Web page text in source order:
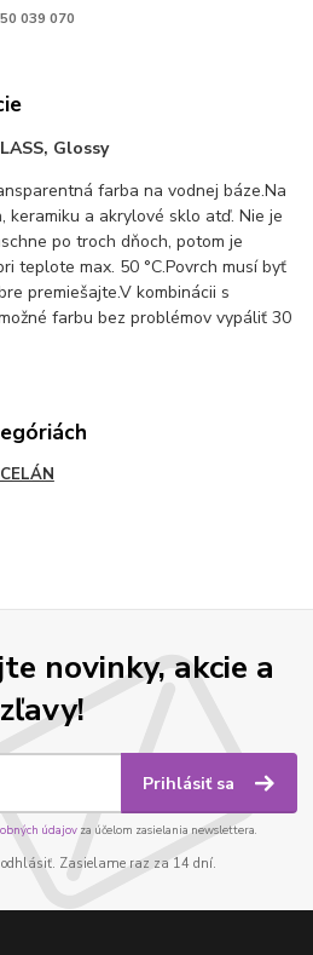
039 070
Glossy
farba na vodnej báze.Na
keramiku a akrylové sklo atď. Nie je
po troch dňoch, potom je
teplote max. 50 °C.Povrch musí byť
premiešajte.V kombinácii s
farbu bez problémov vypáliť 30
novinky, akcie a
zľavy!
Prihlásiť sa
údajov za účelom zasielania newslettera.
odhlásiť. Zasielame raz za 14 dní.